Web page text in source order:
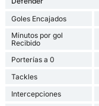
Goles Encajados
Minutos por gol
Recibido
Porterías a 0
Tackles
Intercepciones